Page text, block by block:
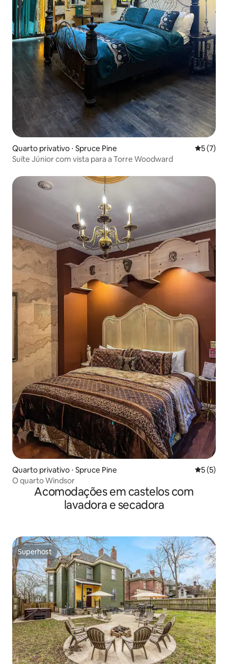
Quarto privativo ⋅ Spruce Pine 5 de
5 (7)
Suíte Júnior com vista para a Torre Woodward
Quarto privativo ⋅ Spruce Pine 5 de
5 (5)
O quarto Windsor
Acomodações em castelos com
lavadora e secadora
Superhost
Superhost